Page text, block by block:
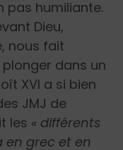
pas humiliante.
Dieu,
nous fait
dans un
XVI a si bien
JMJ de
les « différents
en grec et en